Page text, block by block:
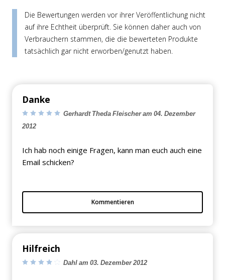
Die Bewertungen werden vor ihrer Veröffentlichung nicht
auf ihre Echtheit überprüft. Sie können daher auch von
Verbrauchern stammen, die die bewerteten Produkte
tatsächlich gar nicht erworben/genutzt haben.
Danke
Gerhardt Theda Fleischer am 04. Dezember
2012
Ich hab noch einige Fragen, kann man euch auch eine
Email schicken?
Kommentieren
Hilfreich
Dahl am 03. Dezember 2012